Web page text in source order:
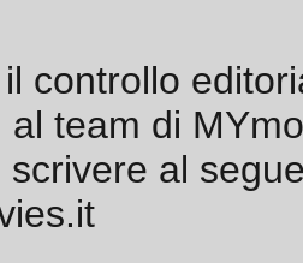
controllo
al team di
scrivere al